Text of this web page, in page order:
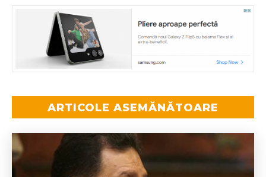
ARTICOLE ASEMĂNĂTOARE